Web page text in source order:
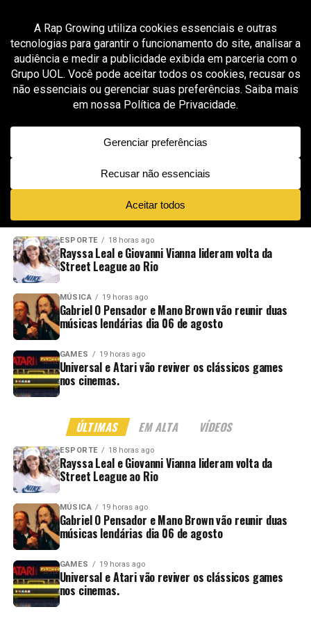
All posts tagged "mr d contra corriente"
GROOVER X RAP GROWING 7 meses ago
Mr D. representa o rap colombiano com lirismo
e boom bap clássico em “Contra Corriente”
NOVIDADES EM ALTA VÍDEOS
ESPORTE 18 horas ago
Rayssa Leal e Giovanni Vianna lideram volta da
Street League ao Rio
MÚSICA 19 horas ago
Gabriel O Pensador e Mano Brown vão reunir duas
músicas lendárias dia 06 de agosto
GAMES 19 horas ago
Universal e Atari vão reviver os clássicos games
nos cinemas.
ÚLTIMAS EM ALTA VÍDEOS
ESPORTE 18 horas ago
Rayssa Leal e Giovanni Vianna lideram volta da
Street League ao Rio
MÚSICA 19 horas ago
Gabriel O Pensador e Mano Brown vão reunir duas
músicas lendárias dia 06 de agosto
GAMES 19 horas ago
Universal e Atari vão reviver os clássicos games
nos cinemas.